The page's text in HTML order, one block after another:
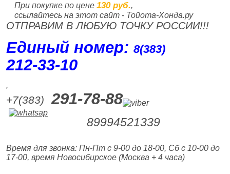
При покупке по цене 130 руб.,
ссылайтесь на этот сайт - Тойота-Хонда.ру
ОТПРАВИМ В ЛЮБУЮ ТОЧКУ РОССИИ!!!
Единый номер:8(383)
212‑33‑10
,
+7(383) 291-78-88
89994521339
Время для звонка: Пн-Пт с 9-00 до 18-00, Сб с 10-00 до
17-00, время Новосибирское (Москва + 4 часа)